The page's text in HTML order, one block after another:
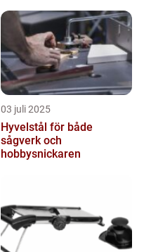
03 juli 2025
Hyvelstål för både
sågverk och
hobbysnickaren